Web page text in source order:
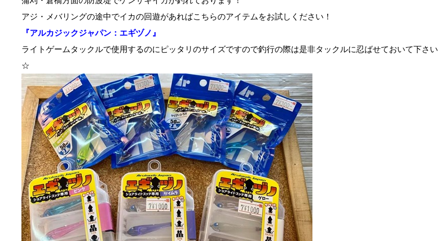
アジ・メバリングの途中でイカの回遊があればこちらのアイテムをお試しください！
『アルカジックジャパン：エギヅノ』
ライトゲームタックルで使用するのにピッタリのサイズですので釣行の際は是非タックルに忍ばせておいて下さい
☆